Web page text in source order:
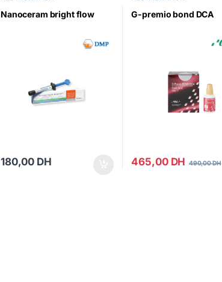
Nanoceram bright flow
180,00 DH
G-premio bond DCA
465,00 DH 490,00DH